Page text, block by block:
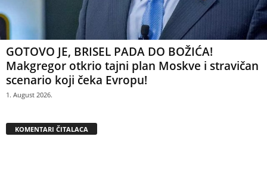
GOTOVO JE, BRISEL PADA DO BOŽIĆA!
Makgregor otkrio tajni plan Moskve i stravičan
scenario koji čeka Evropu!
1. August 2026.
KOMENTARI ČITALACA